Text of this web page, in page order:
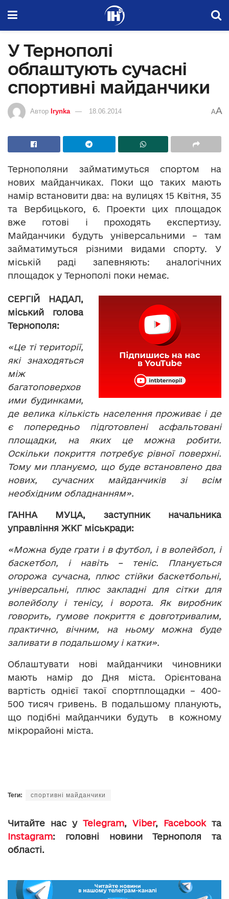
У Тернополі
облаштують сучасні
спортивні майданчики
Автор Irynka 18.06.2014 AA
Тернополяни займатимуться спортом на
нових майданчиках. Поки що таких мають
намір встановити два: на вулицях 15 Квітня, 35
та Вербицького, 6. Проекти цих площадок
вже готові і проходять експертизу.
Майданчики будуть універсальними – там
займатимуться різними видами спорту. У
міській раді запевняють: аналогічних
площадок у Тернополі поки немає.
СЕРГІЙ НАДАЛ,
міський голова
Тернополя:
«Це ті території,
які знаходяться
між
багатоповерхов
ими будинками,
де велика кількість населення проживає і де
є попередньо підготовлені асфальтовані
площадки, на яких це можна робити.
Оскільки покриття потребує рівної поверхні.
Тому ми плануємо, що буде встановлено два
нових, сучасних майданчиків зі всім
необхідним обладнанням».
ГАННА МУЦА, заступник начальника
управління ЖКГ міськради:
«Можна буде грати і в футбол, і в волейбол, і
баскетбол, і навіть – теніс. Планується
огорожа сучасна, плюс стійки баскетбольні,
універсальні, плюс закладні для сітки для
волейболу і тенісу, і ворота. Як виробник
говорить, гумове покриття є довготривалим,
практично, вічним, на ньому можна буде
заливати в подальшому і катки».
Облаштувати нові майданчики чиновники
мають намір до Дня міста. Орієнтована
вартість однієї такої спортплощадки – 400-
500 тисяч гривень. В подальшому планують,
що подібні майданчики будуть в кожному
мікрорайоні міста.
Теги: спортивні майданчики
Читайте нас у Telegram, Viber, Facebookта
Instagram: головні новини Тернополя та
області.